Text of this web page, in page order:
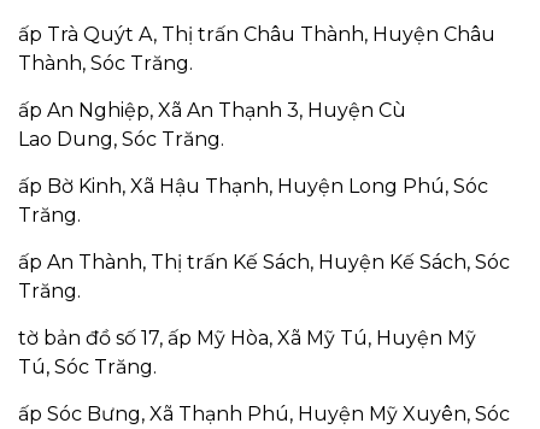
ấp Trà Quýt A, Thị trấn Châu Thành, Huyện Châu
Thành, Sóc Trăng.
ấp An Nghiệp, Xã An Thạnh 3, Huyện Cù
Lao Dung, Sóc Trăng.
ấp Bờ Kinh, Xã Hậu Thạnh, Huyện Long Phú, Sóc
Trăng.
ấp An Thành, Thị trấn Kế Sách, Huyện Kế Sách, Sóc
Trăng.
tờ bản đồ số 17, ấp Mỹ Hòa, Xã Mỹ Tú, Huyện Mỹ
Tú, Sóc Trăng.
ấp Sóc Bưng, Xã Thạnh Phú, Huyện Mỹ Xuyên, Sóc